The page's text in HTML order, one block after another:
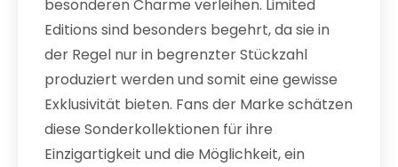
besonderen Charme verleihen. Limited
Editions sind besonders begehrt, da sie in
der Regel nur in begrenzter Stückzahl
produziert werden und somit eine gewisse
Exklusivität bieten. Fans der Marke schätzen
diese Sonderkollektionen für ihre
Einzigartigkeit und die Möglichkeit, ein